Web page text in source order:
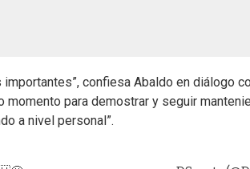
confiesa Abaldo en diálogo
momento para demostrar y seguir
a nivel personal”.